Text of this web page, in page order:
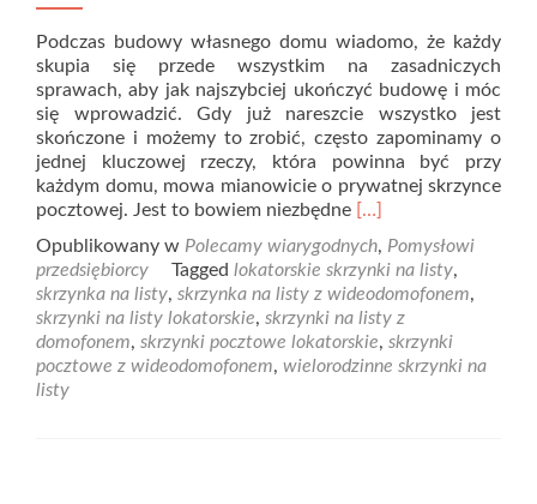
Podczas budowy własnego domu wiadomo, że każdy
skupia się przede wszystkim na zasadniczych
sprawach, aby jak najszybciej ukończyć budowę i móc
się wprowadzić. Gdy już nareszcie wszystko jest
skończone i możemy to zrobić, często zapominamy o
jednej kluczowej rzeczy, która powinna być przy
każdym domu, mowa mianowicie o prywatnej skrzynce
pocztowej. Jest to bowiem niezbędne Read
about
Zainwestuj
w
skrzynkę
na
listy
[…]
Opublikowany w Polecamy wiarygodnych, Pomysłowi
przedsiębiorcy
Tagged lokatorskie skrzynki na listy,
skrzynka na listy, skrzynka na listy z wideodomofonem,
skrzynki na listy lokatorskie, skrzynki na listy z
domofonem, skrzynki pocztowe lokatorskie, skrzynki
pocztowe z wideodomofonem, wielorodzinne skrzynki na
listy